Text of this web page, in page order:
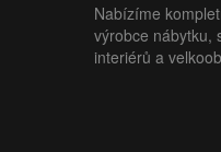
Nabízíme
výrobce nábytku,
interiérů a